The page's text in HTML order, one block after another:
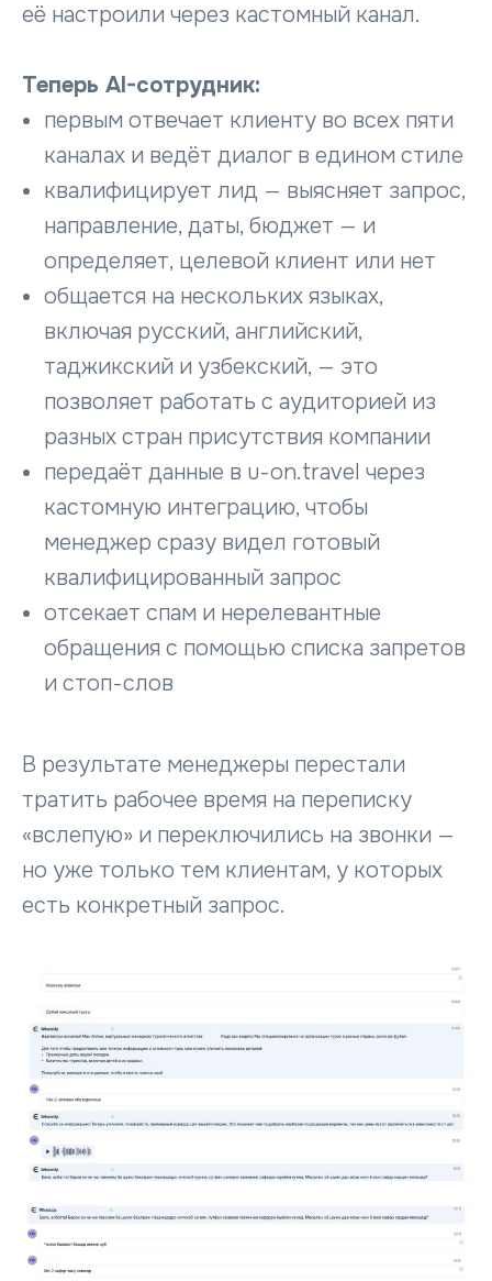
её настроили через кастомный канал.
Теперь AI-сотрудник:
первым отвечает клиенту во всех пяти
каналах и ведёт диалог в едином стиле
квалифицирует лид — выясняет запрос,
направление, даты, бюджет — и
определяет, целевой клиент или нет
общается на нескольких языках,
включая русский, английский,
таджикский и узбекский, — это
позволяет работать с аудиторией из
разных стран присутствия компании
передаёт данные в u-on.travel через
кастомную интеграцию, чтобы
менеджер сразу видел готовый
квалифицированный запрос
отсекает спам и нерелевантные
обращения с помощью списка запретов
и стоп-слов
В результате менеджеры перестали
тратить рабочее время на переписку
«вслепую» и переключились на звонки —
но уже только тем клиентам, у которых
есть конкретный запрос.